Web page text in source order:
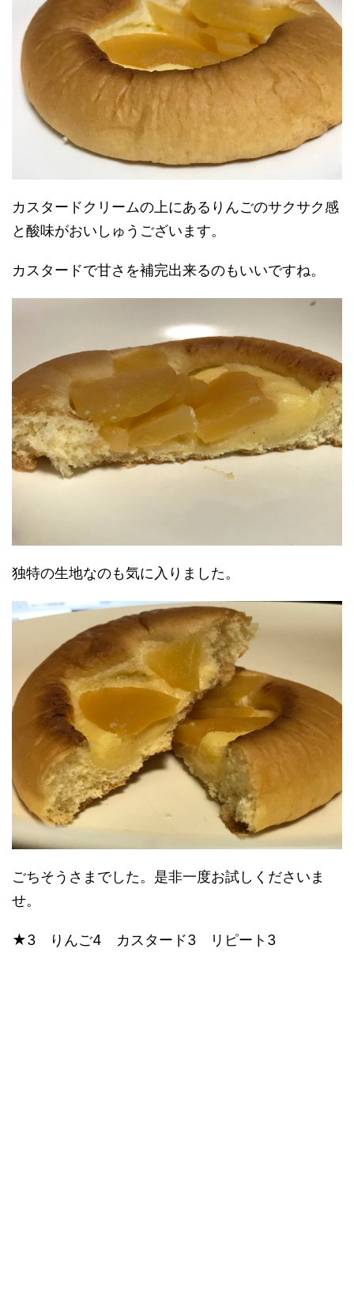
カスタードクリームの上にあるりんごのサクサク感
と酸味がおいしゅうございます。
カスタードで甘さを補完出来るのもいいですね。
独特の生地なのも気に入りました。
ごちそうさまでした。是非一度お試しくださいま
せ。
★3 りんご4 カスタード3 リピート3